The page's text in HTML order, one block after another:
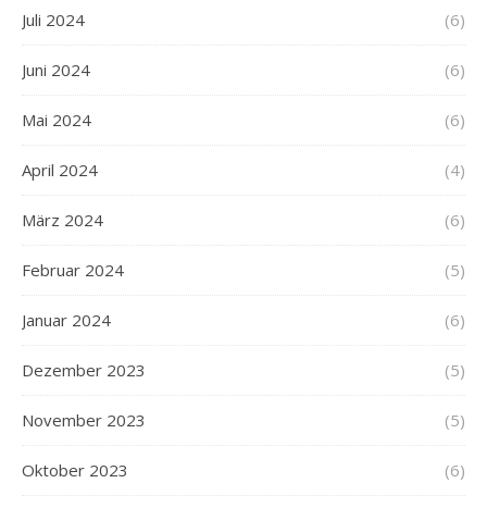
Juli 2024 (6)
Juni 2024 (6)
Mai 2024 (6)
April 2024 (4)
März 2024 (6)
Februar 2024 (5)
Januar 2024 (6)
Dezember 2023 (5)
November 2023 (5)
Oktober 2023 (6)